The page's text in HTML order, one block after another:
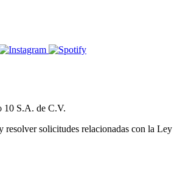
10 S.A. de C.V.
resolver solicitudes relacionadas con la Ley